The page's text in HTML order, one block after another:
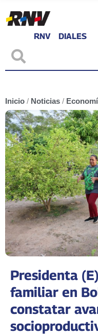
RNV DIALES
Inicio / Noticias /
Presidenta
familiar en
constatar